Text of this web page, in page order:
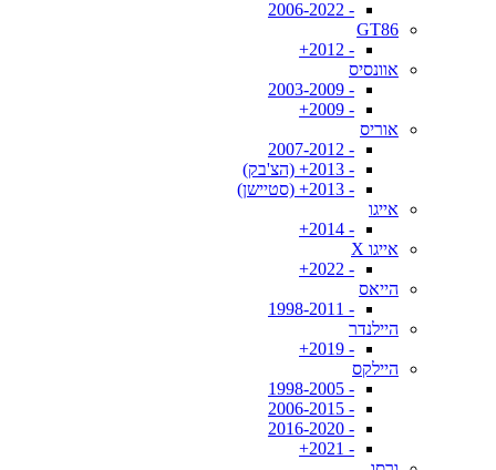
- 2006-2022
GT86
- 2012+
אוונסיס
- 2003-2009
- 2009+
אוריס
- 2007-2012
- 2013+ (הצ'בק)
- 2013+ (סטיישן)
אייגו
- 2014+
אייגו X
- 2022+
הייאס
- 1998-2011
היילנדר
- 2019+
היילקס
- 1998-2005
- 2006-2015
- 2016-2020
- 2021+